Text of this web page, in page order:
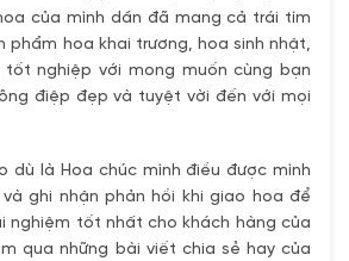
của mình dần đã mang cả trái tím
phẩm hoa khai trương, hoa sinh nhật,
tốt nghiệp với mong muốn cùng bạn
điệp đẹp và tuyệt vời đến với mọi
dù là Hoa chúc mình điều được mình
ghi nhận phản hồi khi giao hoa để
nghiệm tốt nhất cho khách hàng của
qua những bài viết chia sẻ hay của